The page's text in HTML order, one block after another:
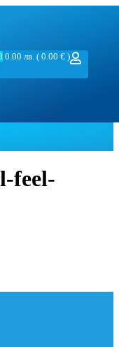
0.00 лв. ( 0.00 € )
feel-